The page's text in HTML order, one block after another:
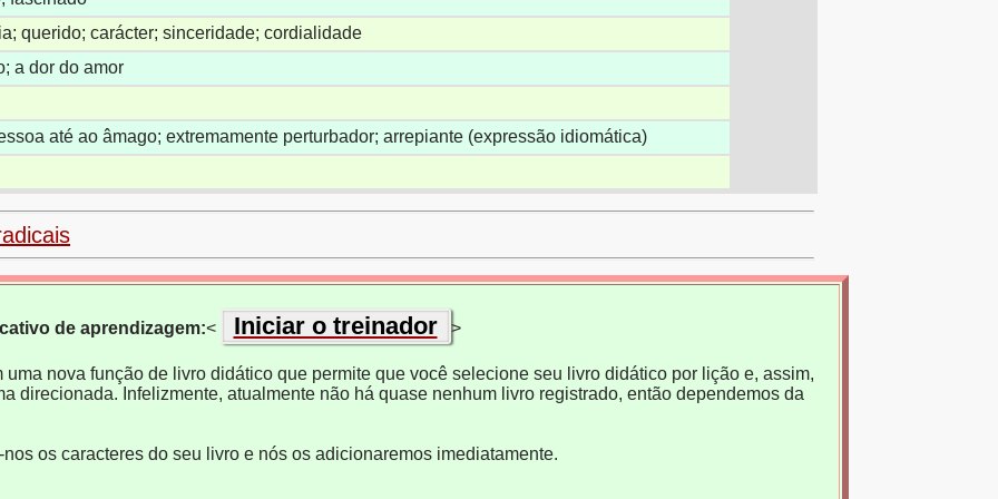
querido; carácter; sinceridade; cordialidade
a dor do amor
até ao âmago; extremamente perturbador; arrepiante (expressão idiomática)
de aprendizagem:< Iniciar o treinador >
uma nova função de livro didático que permite que você selecione seu livro didático por lição e, assim,
direcionada. Infelizmente, atualmente não há quase nenhum livro registrado, então dependemos da
os caracteres do seu livro e nós os adicionaremos imediatamente.